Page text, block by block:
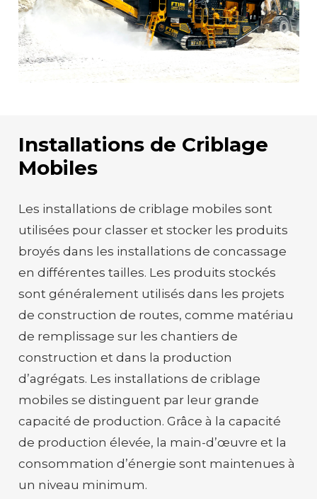
Installations de Criblage
Mobiles
Les installations de criblage mobiles sont
utilisées pour classer et stocker les produits
broyés dans les installations de concassage
en différentes tailles. Les produits stockés
sont généralement utilisés dans les projets
de construction de routes, comme matériau
de remplissage sur les chantiers de
construction et dans la production
d’agrégats. Les installations de criblage
mobiles se distinguent par leur grande
capacité de production. Grâce à la capacité
de production élevée, la main-d’œuvre et la
consommation d’énergie sont maintenues à
un niveau minimum.